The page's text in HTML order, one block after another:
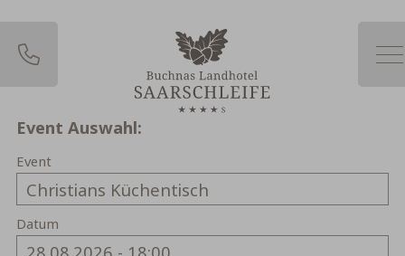
springen
Event Auswahl:
Event
Wochentag
Datum